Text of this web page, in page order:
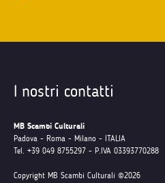
I nostri contatti
MB Scambi Culturali
Padova - Roma - Milano - ITALIA
Tel. +39 049 8755297 - P.IVA 03393770288
Copyright MB Scambi Culturali ©2026